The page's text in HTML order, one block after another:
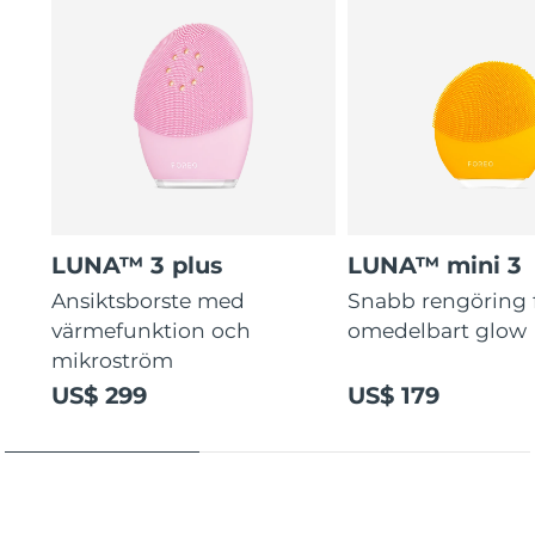
LUNA™ 3 plus
Ansiktsborste med
värmefunktion och
mikroström
US$ 299
LUNA™ mini 3
Snabb rengöring
omedelbart glow
US$ 179